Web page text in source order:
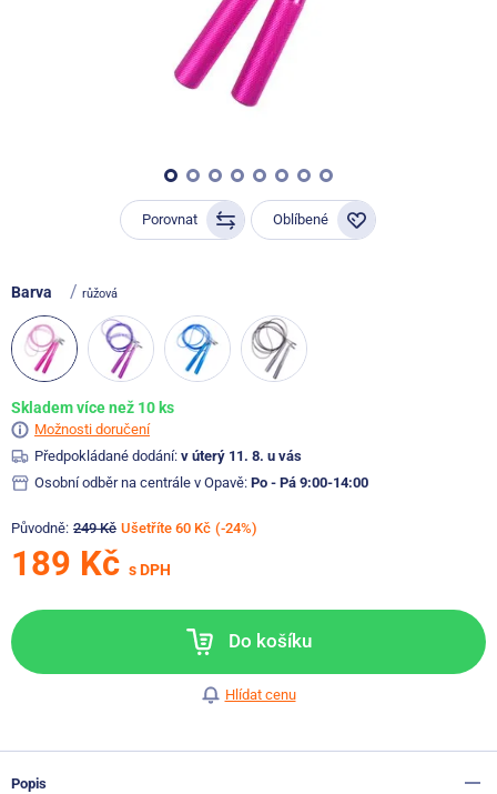
Barva / růžová
Skladem více než 10 ks
Možnosti doručení
Předpokládané dodání: v úterý 11. 8. u vás
Osobní odběr na centrále v Opavě: Po - Pá 9:00-14:00
Původně: 249 Kč Ušetříte 60 Kč (-24%)
189 Kč s DPH
Do košíku
Hlídat cenu
Porovnat Oblíbené
Popis